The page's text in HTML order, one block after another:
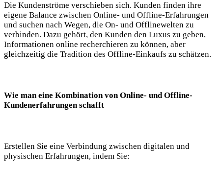
Die Kundenströme verschieben sich. Kunden finden ihre
eigene Balance zwischen Online- und Offline-Erfahrungen
und suchen nach Wegen, die On- und Offlinewelten zu
verbinden. Dazu gehört, den Kunden den Luxus zu geben,
Informationen online recherchieren zu können, aber
gleichzeitig die Tradition des Offline-Einkaufs zu schätzen.
Wie man eine Kombination von Online- und Offline-
Kundenerfahrungen schafft
Erstellen Sie eine Verbindung zwischen digitalen und
physischen Erfahrungen, indem Sie: